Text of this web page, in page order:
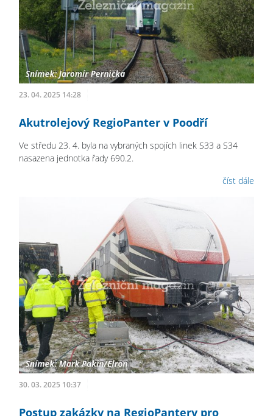
23. 04. 2025 14:28
Akutrolejový RegioPanter v Poodří
Ve středu 23. 4. byla na vybraných spojích linek S33 a S34
nasazena jednotka řady 690.2.
číst dále
30. 03. 2025 10:37
Postup zakázky na RegioPantery pro